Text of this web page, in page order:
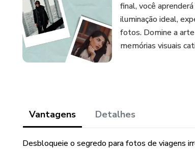
final, você
iluminação ideal,
fotos. Domine a
memórias visuais
Vantagens Detalhes
Desbloqueie o segredo para fotos de viagens